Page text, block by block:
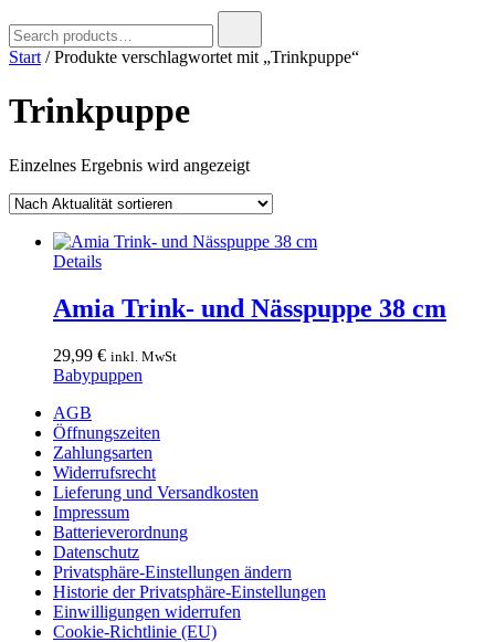
for:
Start / Produkte verschlagwortet mit „Trinkpuppe“
Trinkpuppe
Einzelnes Ergebnis wird angezeigt
Details
Amia Trink- und Nässpuppe 38 cm
29,99 € inkl. MwSt
Babypuppen
AGB
Öffnungszeiten
Zahlungsarten
Widerrufsrecht
Lieferung und Versandkosten
Impressum
Batterieverordnung
Datenschutz
Privatsphäre-Einstellungen ändern
Historie der Privatsphäre-Einstellungen
Einwilligungen widerrufen
Cookie-Richtlinie (EU)